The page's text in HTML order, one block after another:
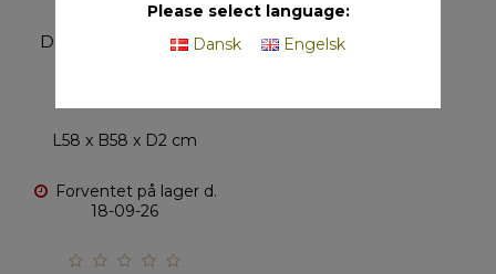
Maxi Rattan
Dekorationsstjerne
L58 x B58 x D2 cm
Forventet på lager d.
18-09-26
Please select language:
Dansk
Engelsk